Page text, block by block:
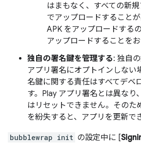
はまもなく、すべての新
でアップロードすることが
APK をアップロードする
アップロードすることをお
独自の署名鍵を管理する: 独自
アプリ署名にオプトインしない
名鍵に関する責任はすべてデベ
す。Play アプリ署名とは異なり
はリセットできません。そのた
を紛失すると、アプリを更新で
bubblewrap init の設定中に [